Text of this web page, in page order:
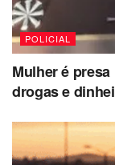
POLICIAL
Mulher é
drogas e